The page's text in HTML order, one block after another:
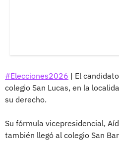
#Elecciones2026 | El
colegio San Lucas, en la
su derecho.
Su fórmula vicepresidencial,
también llegó al colegio San